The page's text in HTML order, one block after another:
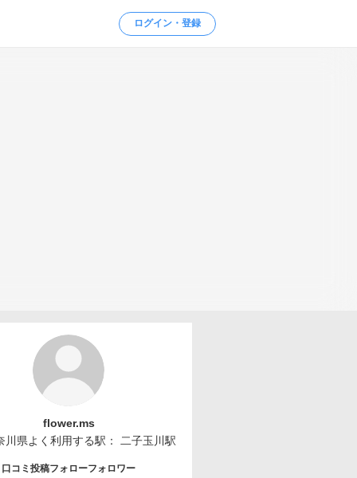
ログイン・登録
flower.ms
川県よく利用する駅： 二子玉川駅
口コミ投稿フォローフォロワー